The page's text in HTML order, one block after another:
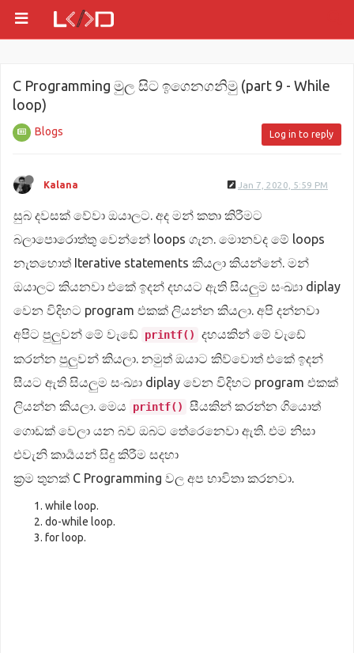
C Programming මුල සිට ඉගෙනගනිමු (part 9 - While
loop)
Blogs Log in to reply
Kalana Jan 7, 2020, 5:59 PM
සුබ දවසක් වේවා ඔයාලට. අද මන් කතා කිරීමට
බලාපොරොත්තු වෙන්නේ loops ගැන. මොනවද මේ loops
නැතහොත් Iterative statements කියලා කියන්නේ. මන්
ඔයාලට කියනවා එකේ ඉදන් දහයට ඇති සියලුම සංඛ්‍යා diplay
වෙන විදිහට program එකක් ලියන්න කියලා. අපි දන්නවා
අපිට පුලුවන් මේ වැඩේ printf()
දහයකින් මේ වැඩේ
කරන්න පුලුවන් කියලා. නමුත් ඔයාට කිව්වොත් එකේ ඉදන්
සීයට ඇති සියලුම සංඛ්‍යා diplay වෙන විදිහට program එකක්
ලියන්න කියලා. මෙය
printf()
සීයකින් කරන්න ගියොත්
ගොඩක් වෙලා යන බව ඔබට තේරෙනෙවා ඇති. එම නිසා
එවැනි කාර්‍යයන් සිදු කිරීම සදහා
ක්‍රම තුනක් C Programming වල අප භාවිතා කරනවා.
while loop.
do-while loop.
for loop.